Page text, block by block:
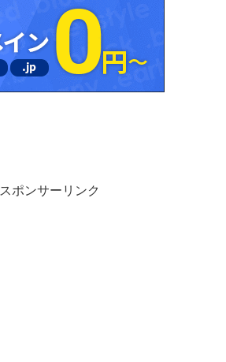
スポンサーリンク